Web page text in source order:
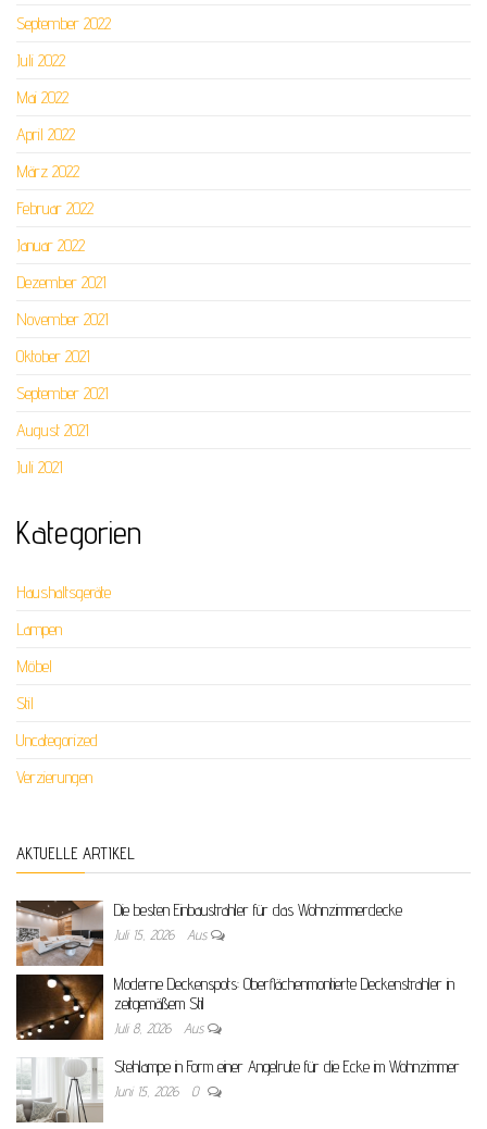
September 2022
Juli 2022
Mai 2022
April 2022
März 2022
Februar 2022
Januar 2022
Dezember 2021
November 2021
Oktober 2021
September 2021
August 2021
Juli 2021
Kategorien
Haushaltsgeräte
Lampen
Möbel
Stil
Uncategorized
Verzierungen
AKTUELLE ARTIKEL
Die besten Einbaustrahler für das Wohnzimmerdecke
Juli 15, 2026 Aus
Moderne Deckenspots: Oberflächenmontierte Deckenstrahler in
zeitgemäßem Stil
Juli 8, 2026 Aus
Stehlampe in Form einer Angelrute für die Ecke im Wohnzimmer
Juni 15, 2026 0